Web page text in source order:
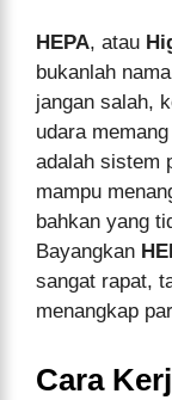
HEPA, atau
bukanlah
jangan salah,
udara
adalah sistem
mampu
bahkan yang
Bayangkan
sangat rapat,
menangkap
Cara